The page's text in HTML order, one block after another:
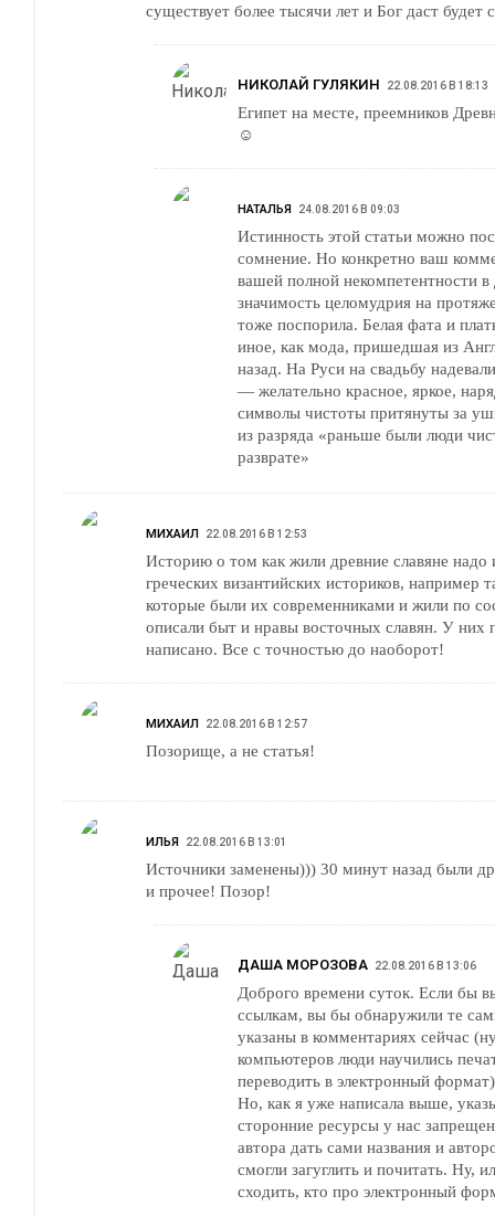
существует более тысячи лет и Бог даст будет
НИКОЛАЙ ГУЛЯКИН 22.08.2016 В 18:13
Египет на месте, преемников
☺
НАТАЛЬЯ 24.08.2016 В 09:03
Истинность этой статьи можно
сомнение. Но конкретно ваш
вашей полной некомпетентности
значимость целомудрия на
тоже поспорила. Белая фата и
иное, как мода, пришедшая из
назад. На Руси на свадьбу
— желательно красное, яркое,
символы чистоты притянуты за
из разряда «раньше были люди
разврате»
МИХАИЛ 22.08.2016 В 12:53
Историю о том как жили древние славяне надо изучать
греческих византийских историков, например таких как Геродот
которые были их современниками и жили по
описали быт и нравы восточных славян. У них
написано. Все с точностью до наоборот!
МИХАИЛ 22.08.2016 В 12:57
Позорище, а не статья!
ИЛЬЯ 22.08.2016 В 13:01
Источники заменены))) 30 минут назад были
и прочее! Позор!
ДАША МОРОЗОВА 22.08.2016 В 13:06
Доброго времени суток. Если бы
ссылкам, вы бы обнаружили те
указаны в комментариях сейчас
компьютеров люди научились
переводить в электронный
Но, как я уже написала выше,
сторонние ресурсы у нас
автора дать сами названия и
смогли загуглить и почитать. Ну,
сходить, кто про электронный